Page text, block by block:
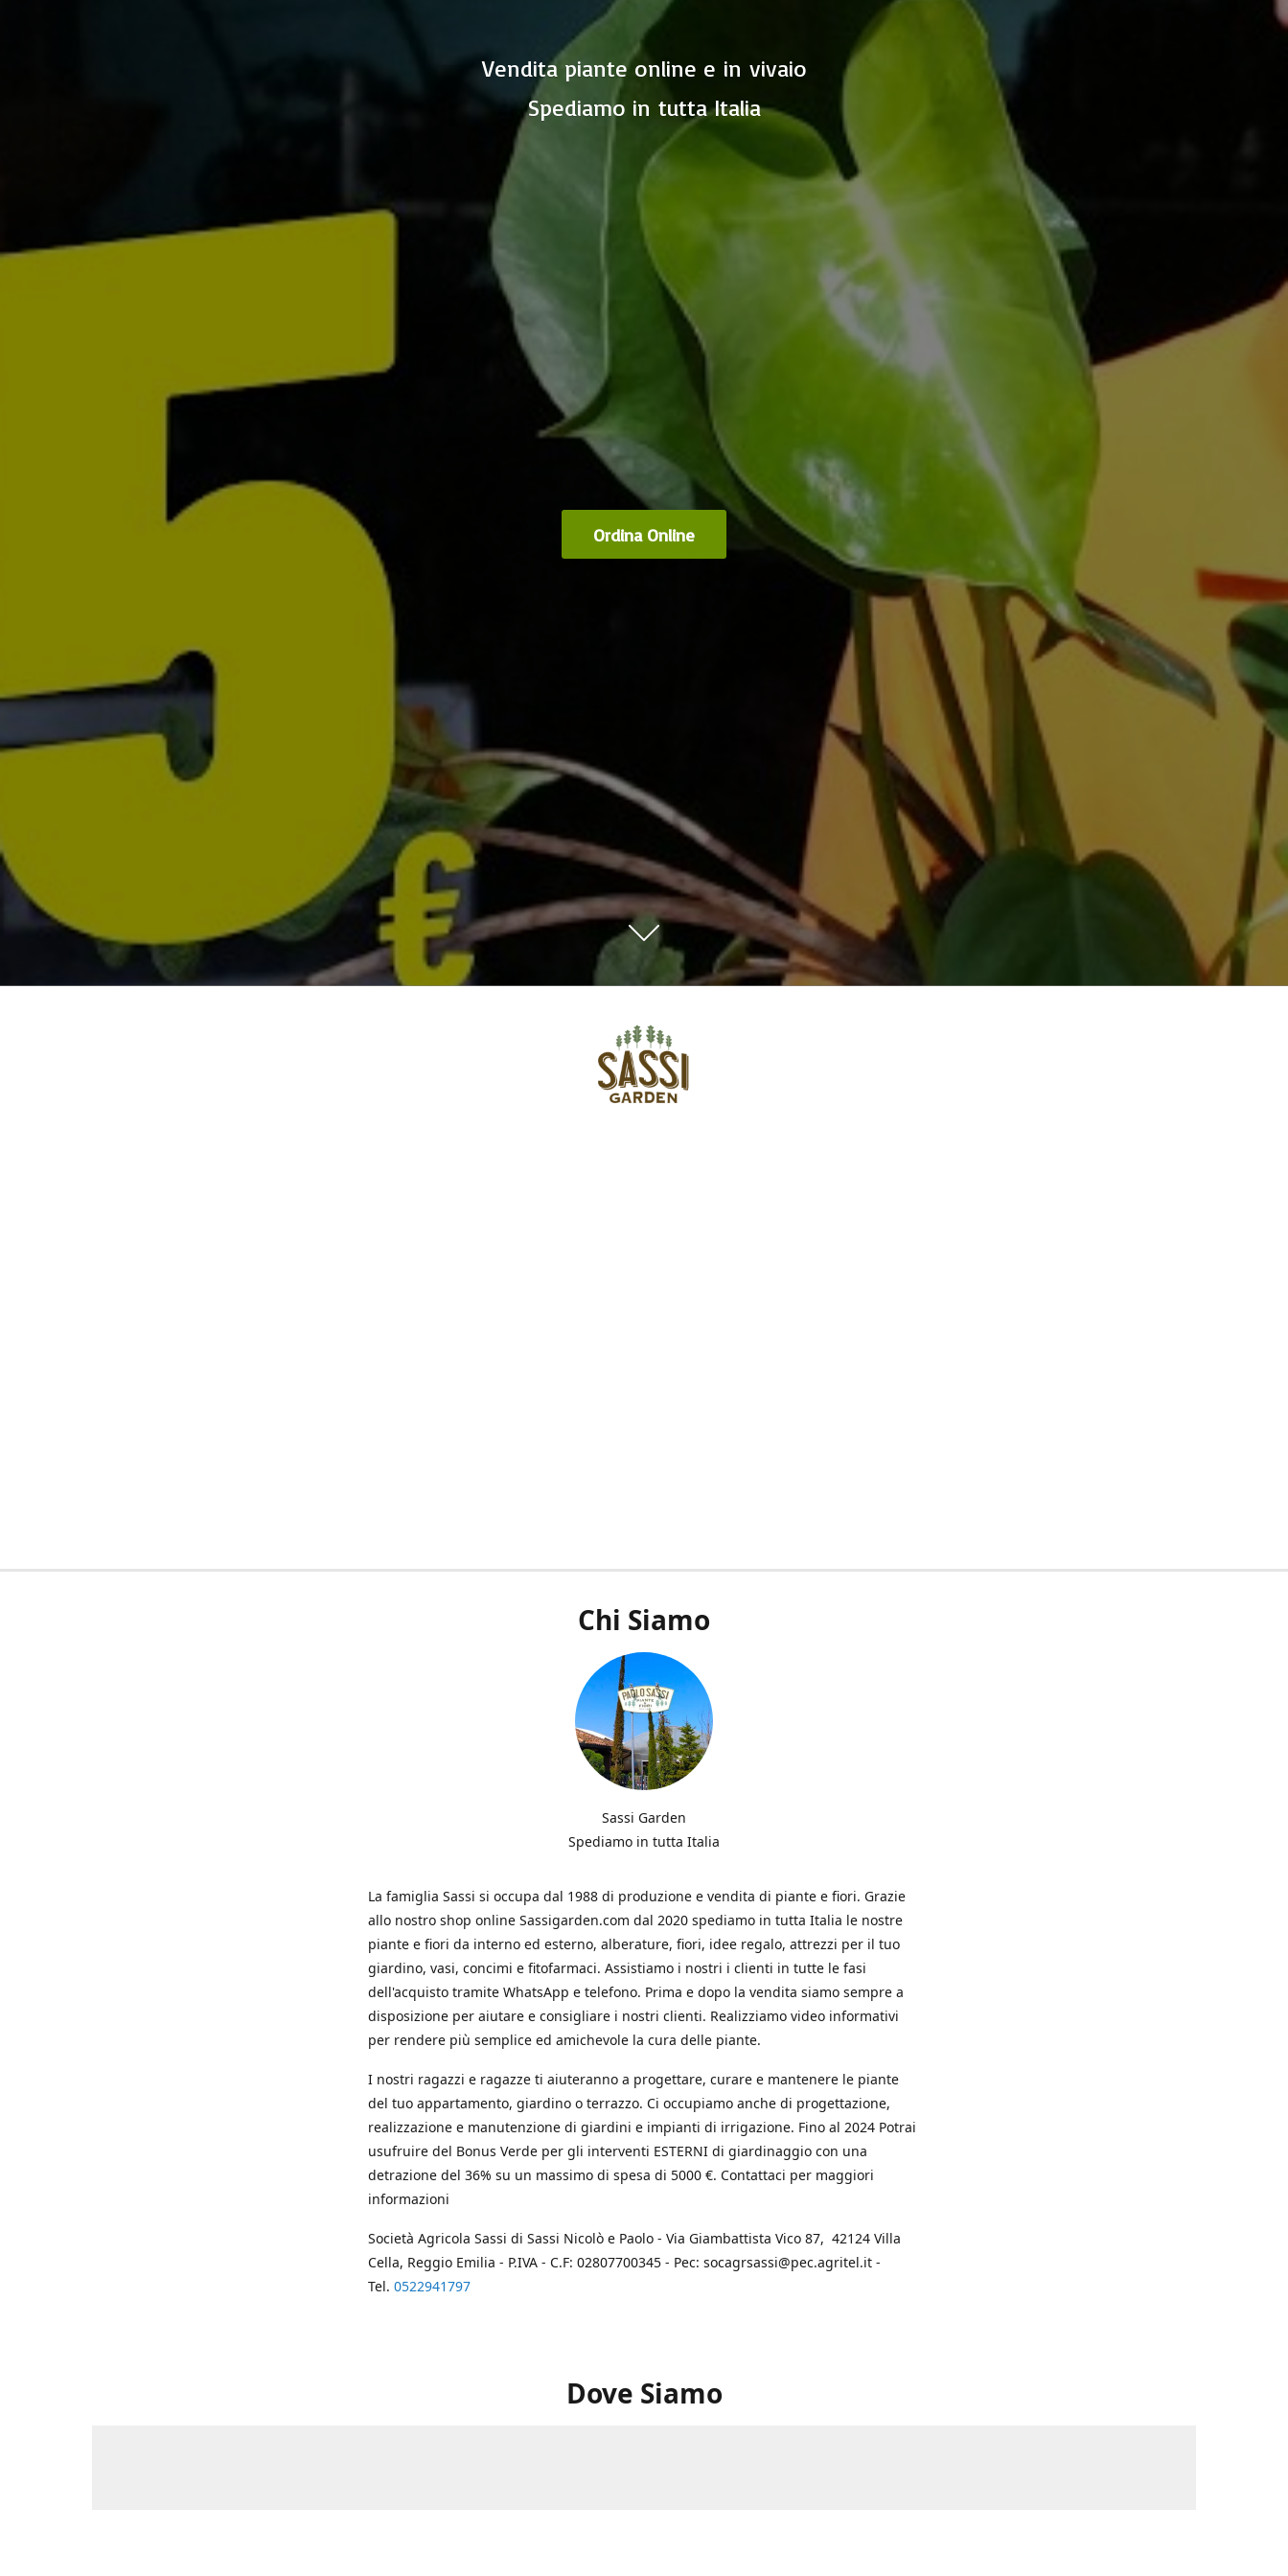
Vendita piante online e in vivaio
Spediamo in tutta Italia
Ordina Online
Chi Siamo
Sassi Garden
Spediamo in tutta Italia
La famiglia Sassi si occupa dal 1988 di produzione e vendita di piante e fiori. Grazie
allo nostro shop online Sassigarden.com dal 2020 spediamo in tutta Italia le nostre
piante e fiori da interno ed esterno, alberature, fiori, idee regalo, attrezzi per il tuo
giardino, vasi, concimi e fitofarmaci. Assistiamo i nostri i clienti in tutte le fasi
dell'acquisto tramite WhatsApp e telefono. Prima e dopo la vendita siamo sempre a
disposizione per aiutare e consigliare i nostri clienti. Realizziamo video informativi
per rendere più semplice ed amichevole la cura delle piante.
I nostri ragazzi e ragazze ti aiuteranno a progettare, curare e mantenere le piante
del tuo appartamento, giardino o terrazzo. Ci occupiamo anche di progettazione,
realizzazione e manutenzione di giardini e impianti di irrigazione. Fino al 2024 Potrai
usufruire del Bonus Verde per gli interventi ESTERNI di giardinaggio con una
detrazione del 36% su un massimo di spesa di 5000 €. Contattaci per maggiori
informazioni
Società Agricola Sassi di Sassi Nicolò e Paolo - Via Giambattista Vico 87, 42124 Villa
Cella, Reggio Emilia - P.IVA - C.F: 02807700345 - Pec: socagrsassi@pec.agritel.it -
Tel. 0522941797
Dove Siamo